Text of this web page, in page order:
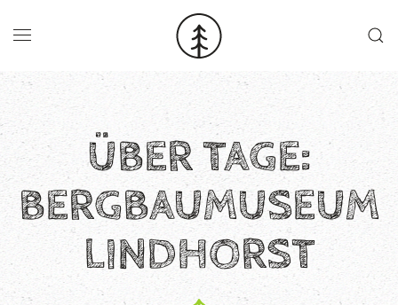
Skip to main content
ÜBER TAGE:
BERGBAUMUSEUM
LINDHORST